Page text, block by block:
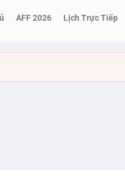
AFF 2026 Lịch Trực Tiếp